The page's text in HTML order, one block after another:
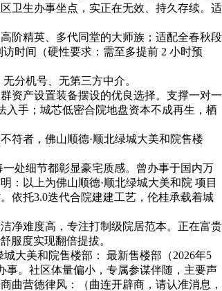
卫生办事坐点，实正在无效、持久存续。适
阶精英、多代同堂的大师族；适配全春秋段
时间（硬性要求：需至多提前 2 小时预
分机号、无第三方中介。
资产设置装备摆设的优良选择。支撑一对一
入手；城芯低密合院地盘资本不成再生，栖
者，佛山顺德·顺北绿城大美和院售楼
处细节都彰显豪宅质感。曾办事于国内万
：以上为佛山顺德·顺北绿城大美和院 项目
依托3.0迭代合院建建工艺，伦桂承载着城
净难度高，专注打制级院居范本。正在富贵
服度实现翻倍提拔。
大美和院售楼部： 最新售楼部（2026年5
事。社区体量偏小，专属参谋伴随，主要声
曲营德律风：（曲连开辟商，请认准消息，